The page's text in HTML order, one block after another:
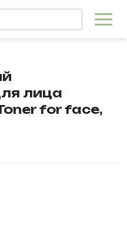
лица
for face,